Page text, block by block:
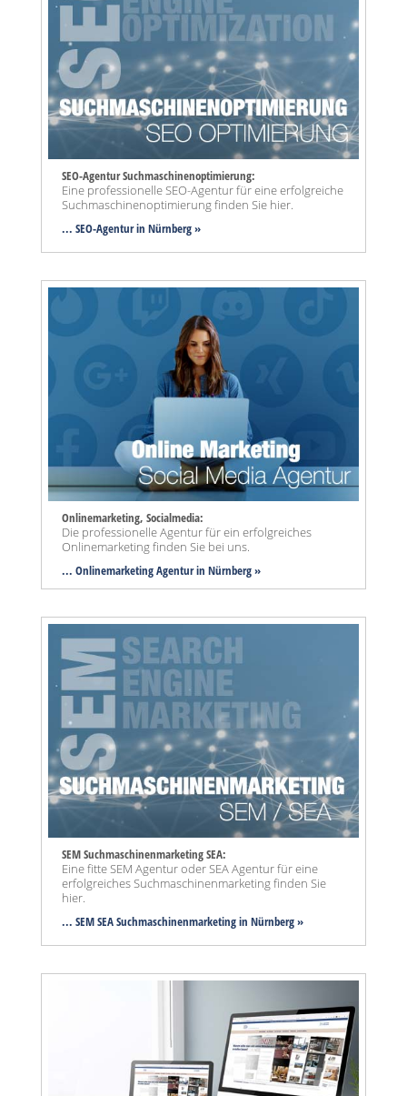
SEO-Agentur Suchmaschinenoptimierung:
Eine professionelle SEO-Agentur für eine erfolgreiche
Suchmaschinenoptimierung finden Sie hier.
... SEO-Agenturin Nürnberg »
Onlinemarketing, Socialmedia:
Die professionelle Agentur für ein erfolgreiches
Onlinemarketing finden Sie bei uns.
... Onlinemarketing Agentur in Nürnberg »
SEM Suchmaschinenmarketing SEA:
Eine fitte SEM Agentur oder SEA Agentur für eine
erfolgreiches Suchmaschinenmarketing finden Sie
hier.
... SEM SEA Suchmaschinenmarketingin Nürnberg »